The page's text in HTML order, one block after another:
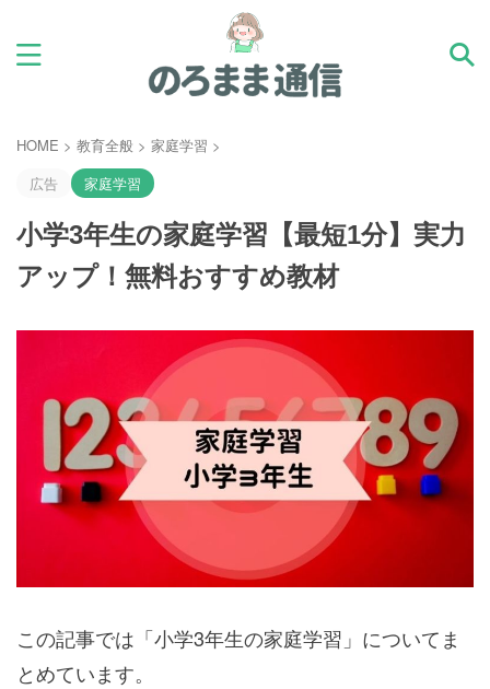
HOME > 教育全般 > 家庭学習 >
広告
家庭学習
小学3年生の家庭学習【最短1分】実力
アップ！無料おすすめ教材
この記事では「小学3年生の家庭学習」についてま
とめています。